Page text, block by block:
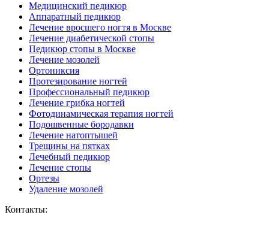
Медицинский педикюр
Аппаратный педикюр
Лечение вросшего ногтя в Москве
Лечение диабетической стопы
Педикюр стопы в Москве
Лечение мозолей
Ортониксия
Протезирование ногтей
Профессиональный педикюр
Лечение грибка ногтей
Фотодинамическая терапия ногтей
Подошвенные бородавки
Лечение натоптышей
Трещины на пятках
Лечебный педикюр
Лечение стопы
Ортезы
Удаление мозолей
Контакты: